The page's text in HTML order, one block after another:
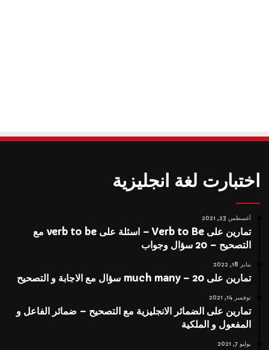
اختبارت لغة انجليزية
أغسطس 23, 2021
تمارين على Verb to Be – اسئلة على verb to be مع
التصحيح – 20 سؤال وجواب
يناير 18, 2022
تمارين على much many – 20 سؤال مع الاجابة و التصحيح
نوفمبر 14, 2021
تمارين على الضمائر الانجليزية مع التصحيح – ضمائر الفاعل و
المفعول و الملكية
يوليو 7, 2021